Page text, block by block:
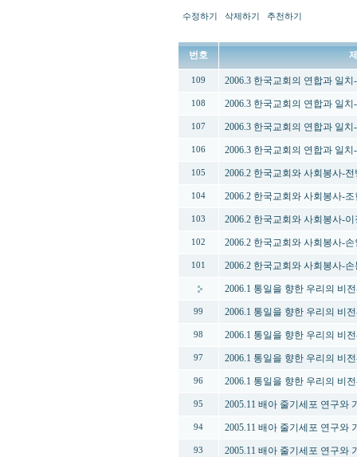
수정하기 삭제하기 추천하기
번호
109 2006.3 한국교회의 연합과 일
108 2006.3 한국교회의 연합과 일
107 2006.3 한국교회의 연합과 일
106 2006.3 한국교회의 연합과 일
105 2006.2 한국교회와 사회봉사-
104 2006.2 한국교회와 사회봉사-
103 2006.2 한국교회와 사회봉사-
102 2006.2 한국교회와 사회봉사-
101 2006.2 한국교회와 사회봉사-
2006.1 통일을 향한 우리의 비
99 2006.1 통일을 향한 우리의 비
98 2006.1 통일을 향한 우리의 비
97 2006.1 통일을 향한 우리의 비
96 2006.1 통일을 향한 우리의 비
95 2005.11 배아 줄기세포 연구와
94 2005.11 배아 줄기세포 연구와
93 2005.11 배아 줄기세포 연구와